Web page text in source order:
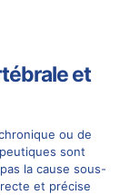
et
ou de
sont
la cause sous-
et précise